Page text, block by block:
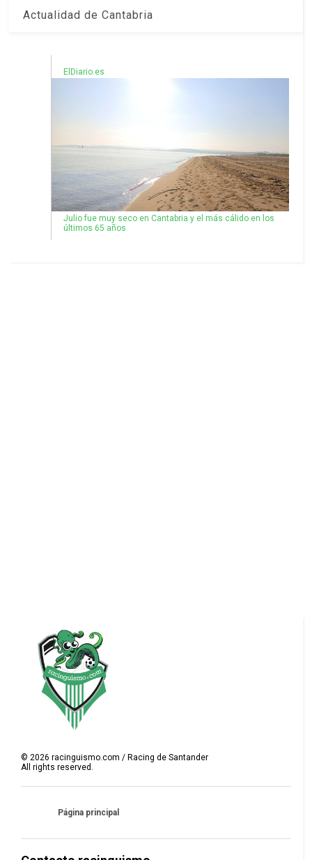
Actualidad de Cantabria
ElDiario.es
Julio fue muy seco en Cantabria y el más cálido en los
últimos 65 años
© 2026 racinguismo.com / Racing de Santander
All rights reserved.
Página principal